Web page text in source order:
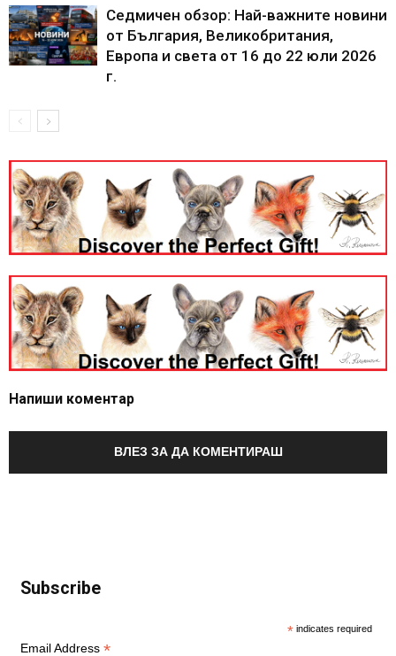
Седмичен обзор: Най-важните новини
от България, Великобритания,
Европа и света от 16 до 22 юли 2026
г.
Напиши коментар
ВЛЕЗ ЗА ДА КОМЕНТИРАШ
Subscribe
* indicates required
Email Address *